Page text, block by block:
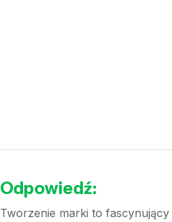
Odpowiedź:
Tworzenie marki to